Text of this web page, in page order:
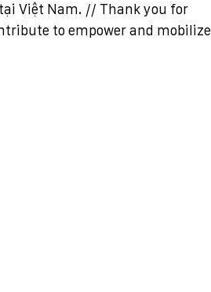
Việt Nam. // Thank you for
to empower and mobilize